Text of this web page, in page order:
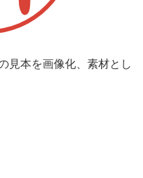
見本を画像化、素材とし